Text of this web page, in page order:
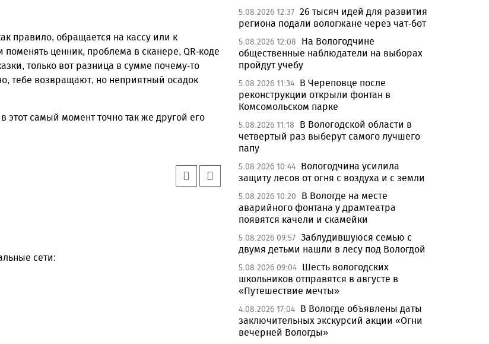
правило, обращается на кассу или к
ценник, проблема в сканере, QR-коде
только вот разница в сумме почему-то
тебе возвращают, но неприятный осадок
этот самый момент точно так же другой его
сети:
5.08.2026 12:37 26 тысяч идей для развития
региона подали вологжане через чат-бот
5.08.2026 12:08
На Вологодчине
общественные наблюдатели на выборах
пройдут учебу
5.08.2026 11:34 В Череповце после
реконструкции открыли фонтан в
Комсомольском парке
5.08.2026 11:18
В Вологодской области в
четвертый раз выберут самого лучшего
папу
5.08.2026 10:44 Вологодчина усилила
защиту лесов от огня с воздуха и с земли
5.08.2026 10:20
В Вологде на месте
аварийного фонтана у драмтеатра
появятся качели и скамейки
5.08.2026 09:57 Заблудившуюся семью с
двумя детьми нашли в лесу под Вологдой
5.08.2026 09:04 Шесть вологодских
школьников отправятся в августе в
«Путешествие мечты»
4.08.2026 17:04 В Вологде объявлены даты
заключительных экскурсий акции «Огни
вечерней Вологды»